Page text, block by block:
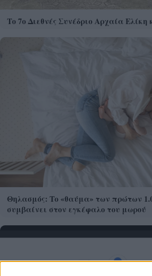
Το 7ο Διεθνές Συνέδριο Αρχαία Ελίκη
Θηλασμός: Το «θαύμα» των πρώτων
συμβαίνει στον εγκέφαλο του μωρού